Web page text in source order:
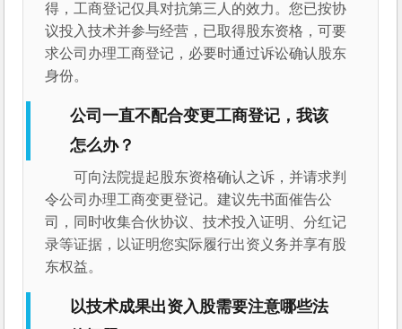
得，工商登记仅具对抗第三人的效力。您已按协
议投入技术并参与经营，已取得股东资格，可要
求公司办理工商登记，必要时通过诉讼确认股东
身份。
公司一直不配合变更工商登记，我该
怎么办？
可向法院提起股东资格确认之诉，并请求判
令公司办理工商变更登记。建议先书面催告公
司，同时收集合伙协议、技术投入证明、分红记
录等证据，以证明您实际履行出资义务并享有股
东权益。
以技术成果出资入股需要注意哪些法